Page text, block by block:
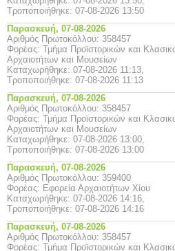
Τροποποιήθηκε: 07-08-2026 13:50
Παρασκευή, 07-08-2026
Αριθμός Πρωτοκόλλου: 358457
Φορέας: Τμήμα Προϊστορικών και
Αρχαιοτήτων και Μουσείων
Καταχωρήθηκε: 07-08-2026 11:13,
Τροποποιήθηκε: 07-08-2026 11:13
Παρασκευή, 07-08-2026
Αριθμός Πρωτοκόλλου: 358457
Φορέας: Τμήμα Προϊστορικών και
Αρχαιοτήτων και Μουσείων
Καταχωρήθηκε: 07-08-2026 13:00,
Τροποποιήθηκε: 07-08-2026 13:00
Παρασκευή, 07-08-2026
Αριθμός Πρωτοκόλλου: 359400
Φορέας: Εφορεία Αρχαιοτήτων Χίου
Καταχωρήθηκε: 07-08-2026 14:16,
Τροποποιήθηκε: 07-08-2026 14:16
Παρασκευή, 07-08-2026
Αριθμός Πρωτοκόλλου: 358457
Φορέας: Τμήμα Προϊστορικών και